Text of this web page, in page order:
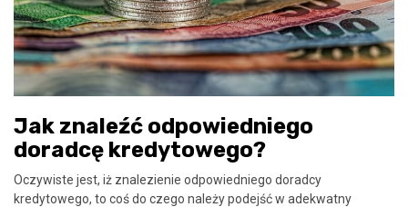
Jak znaleźć odpowiedniego
doradcę kredytowego?
Oczywiste jest, iż znalezienie odpowiedniego doradcy
kredytowego, to coś do czego należy podejść w adekwatny